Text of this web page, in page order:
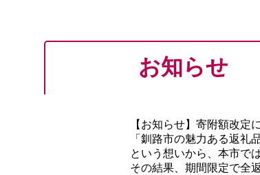
お知らせ
【お知らせ】寄附額改定
「釧路市の魅力ある返礼
という想いから、本市で
その結果、期間限定で全